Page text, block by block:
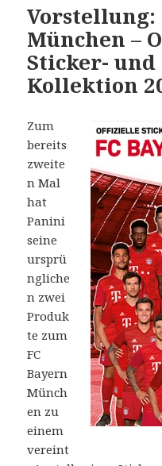
Vorstellung:
München –
Sticker- und
Kollektion
Zum
bereits
zweite
n Mal
hat
Panini
seine
ursprü
ngliche
n zwei
Produk
te zum
FC
Bayern
Münch
en zu
einem
vereint